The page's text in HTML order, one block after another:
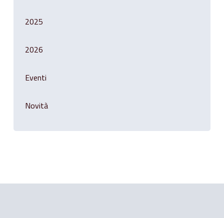
2025
2026
Eventi
Novità